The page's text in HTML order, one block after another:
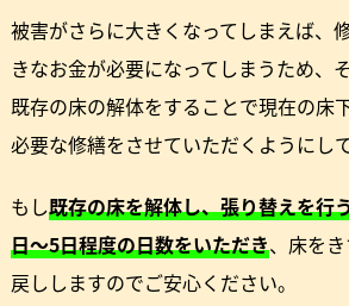
被害がさらに大きくなってしまえば、
きなお金が必要になってしまうため、
既存の床の解体をすることで現在の床
必要な修繕をさせていただくようにし
もし既存の床を解体し、張り替えを行
日～5日程度の日数をいただき、床を
戻ししますのでご安心ください。